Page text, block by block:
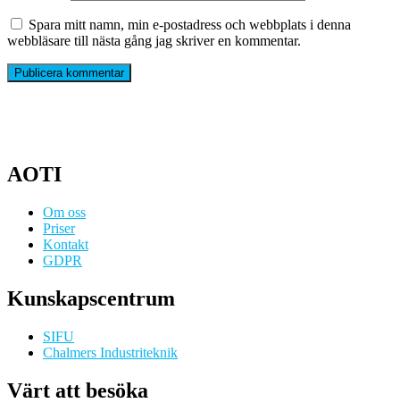
Spara mitt namn, min e-postadress och webbplats i denna
webbläsare till nästa gång jag skriver en kommentar.
AOTI
Om oss
Priser
Kontakt
GDPR
Kunskapscentrum
SIFU
Chalmers Industriteknik
Värt att besöka